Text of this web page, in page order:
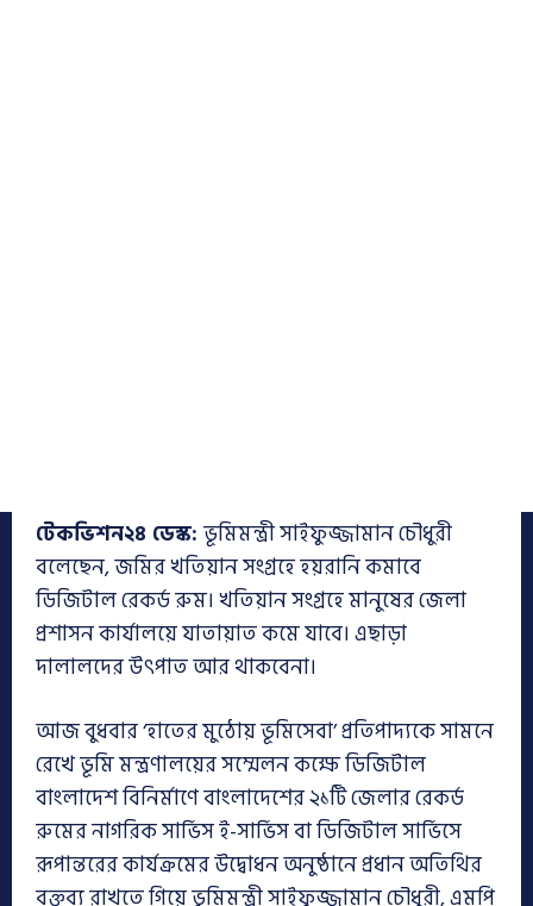
টেকভিশন২৪ ডেস্ক: ভূমিমন্ত্রী সাইফুজ্জামান চৌধুরী
বলেছেন, জমির খতিয়ান সংগ্রহে হয়রানি কমাবে
ডিজিটাল রেকর্ড রুম। খতিয়ান সংগ্রহে মানুষের জেলা
প্রশাসন কার্যালয়ে যাতায়াত কমে যাবে। এছাড়া
দালালদের উৎপাত আর থাকবেনা।
আজ বুধবার ‘হাতের মুঠোয় ভূমিসেবা’ প্রতিপাদ্যকে সামনে
রেখে ভূমি মন্ত্রণালয়ের সম্মেলন কক্ষে ডিজিটাল
বাংলাদেশ বিনির্মাণে বাংলাদেশের ২১টি জেলার রেকর্ড
রুমের নাগরিক সার্ভিস ই-সার্ভিস বা ডিজিটাল সার্ভিসে
রূপান্তরের কার্যক্রমের উদ্বোধন অনুষ্ঠানে প্রধান অতিথির
বক্তব্য রাখতে গিয়ে ভূমিমন্ত্রী সাইফুজ্জামান চৌধুরী, এমপি